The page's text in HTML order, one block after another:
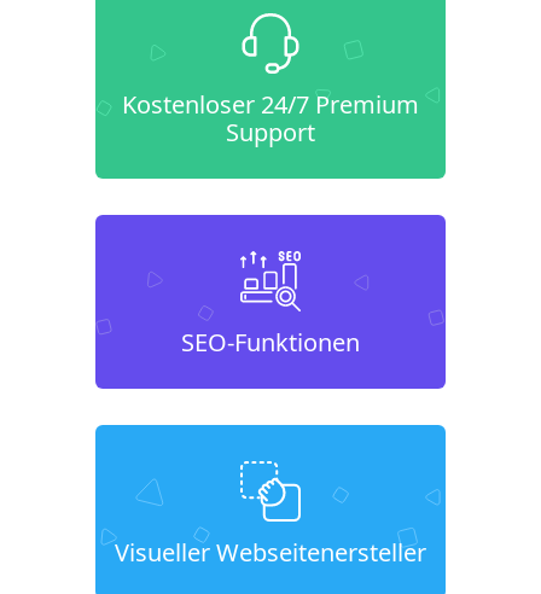
Kostenloser 24/7 Premium
Support
SEO-Funktionen
Visueller Webseitenersteller